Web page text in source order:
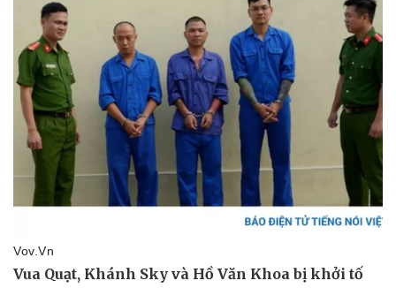
Văn hóa
Sân khấu - Điện ảnh
Văn học
Âm nhạc
Di sản